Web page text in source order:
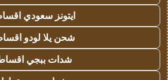
ايتونز سعودي
شحن يلا لودو
شدات ببجي